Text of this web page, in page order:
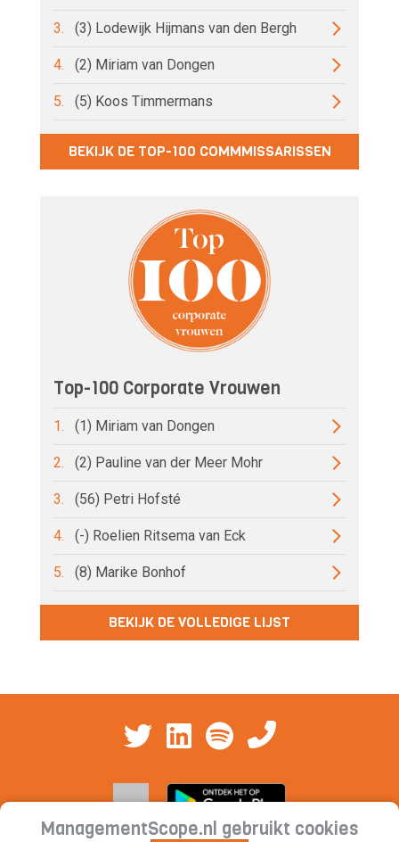
3. (3) Lodewijk Hijmans van den Bergh
4. (2) Miriam van Dongen
5. (5) Koos Timmermans
BEKIJK DE TOP-100 COMMMISSARISSEN
Top-100 Corporate Vrouwen
1. (1) Miriam van Dongen
2. (2) Pauline van der Meer Mohr
3. (56) Petri Hofsté
4. (-) Roelien Ritsema van Eck
5. (8) Marike Bonhof
BEKIJK DE VOLLEDIGE LIJST
ManagementScope.nl gebruikt cookies